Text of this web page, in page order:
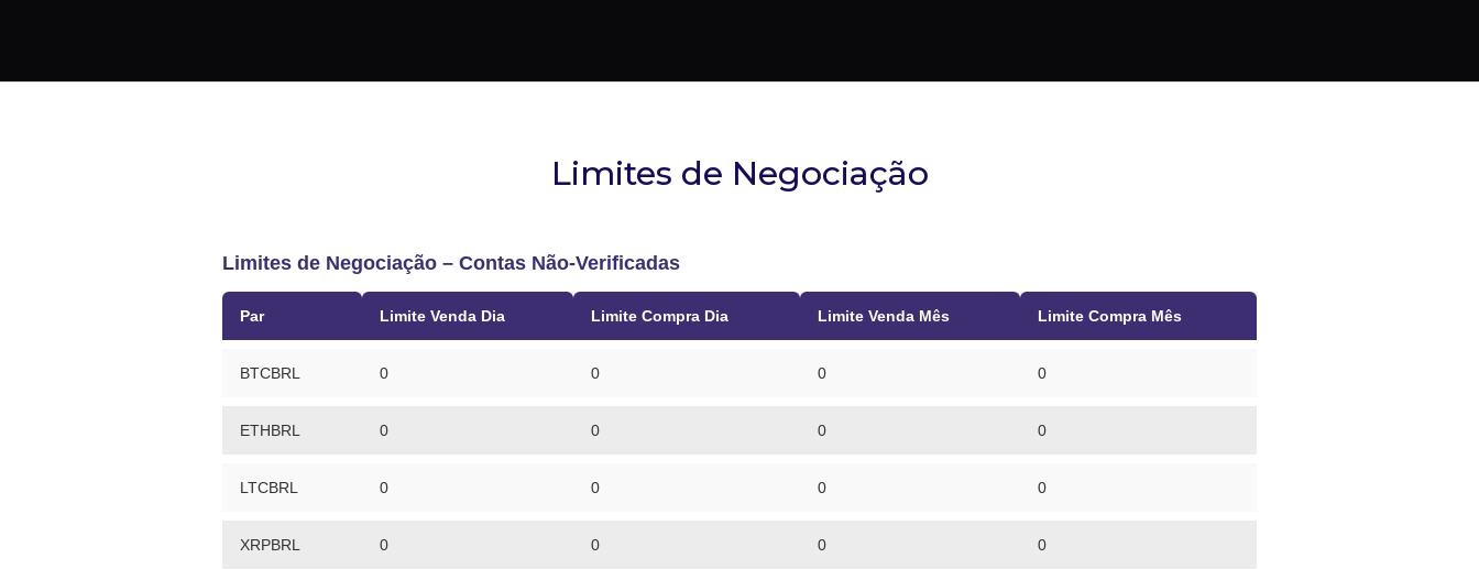
Limites de Negociação
Limites de Negociação – Contas Não-Verificadas
Par Limite Venda Dia Limite Compra Dia Limite Venda Mês Limite Compra Mês
BTCBRL 0 0 0 0
ETHBRL 0 0 0 0
LTCBRL 0 0 0 0
XRPBRL 0 0 0 0